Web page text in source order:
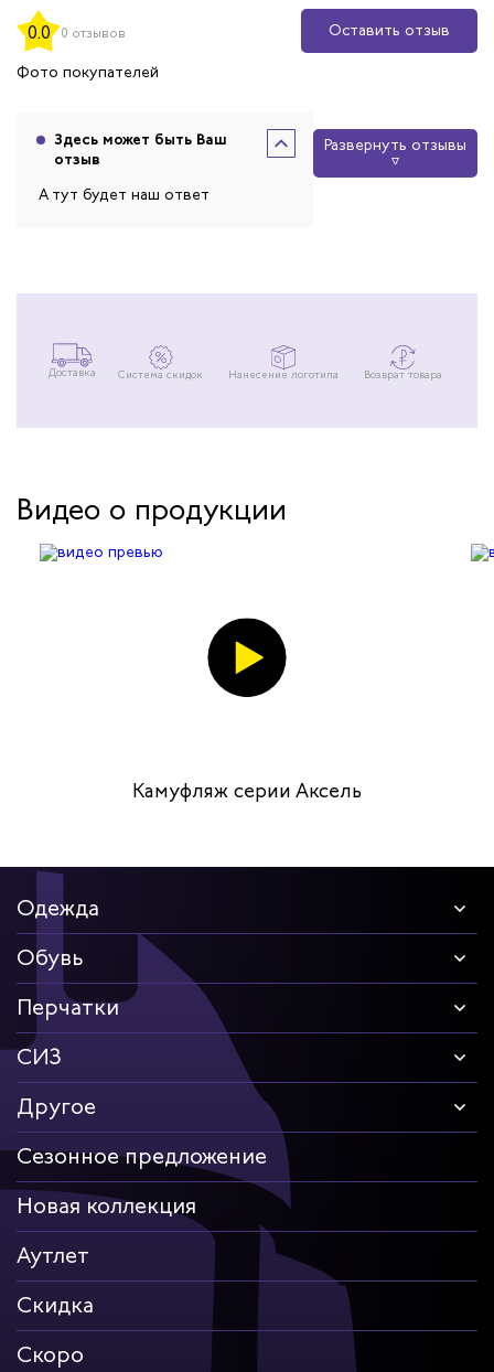
0.0 0 отзывов
Оставить отзыв
Фото покупателей
Здесь может быть Ваш
отзыв
А тут будет наш ответ
Развернуть отзывы
Доставка Система скидок Нанесение логотипа Возврат товара
Видео о продукции
Камуфляж серии Аксель
Одежда
Обувь
Перчатки
СИЗ
Другое
Сезонное предложение
Новая коллекция
Аутлет
Скидка
Скоро